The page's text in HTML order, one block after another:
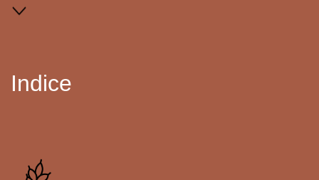
Indice